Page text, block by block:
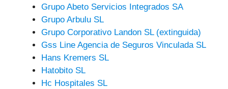
Grupo Abeto Servicios Integrados SA
Grupo Arbulu SL
Grupo Corporativo Landon SL (extinguida)
Gss Line Agencia de Seguros Vinculada SL
Hans Kremers SL
Hatobito SL
Hc Hospitales SL